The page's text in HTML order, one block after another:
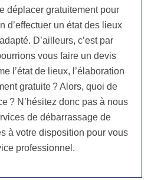
déplacer gratuitement pour
d’effectuer un état des lieux
D’ailleurs, c’est par
vous faire un devis
l’état de lieux, l’élaboration
gratuite ? Alors, quoi de
? N’hésitez donc pas à nous
de débarrassage de
à votre disposition pour vous
professionnel.